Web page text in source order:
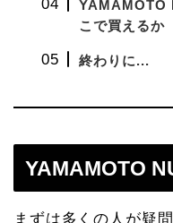
YAMAMOTO
こで買えるか
終わりに...
YAMAMOTO
まずは多くの人が疑